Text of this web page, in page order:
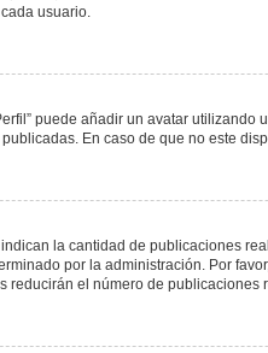
usuario.
puede añadir un avatar
En caso de que no este
la cantidad de publicaciones
por la administración. Por
reducirán el número de